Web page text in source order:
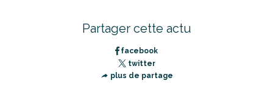
Partager cette actu
facebook
twitter
plus de partage